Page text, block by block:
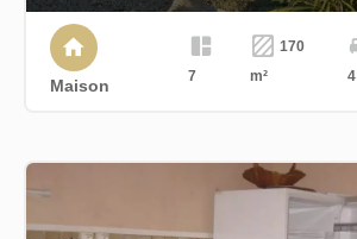
Maison 7
170
m²
4